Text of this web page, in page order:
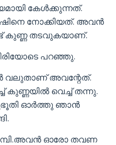
കേൾക്കുന്നത്.
നോക്കിയത്. അവൻ
കുണ്ണ തടവുകയാണ്.
പറഞ്ഞു.
വലുതാണ് അവന്റേത്.
കുണ്ണയിൽ വെച്ച് തന്നു.
ഓർത്തു ഞാൻ
ഓരോ തവണ